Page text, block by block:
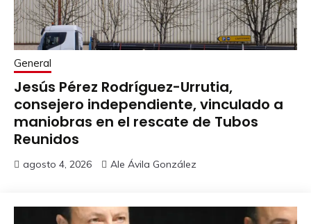
General
Jesús Pérez Rodríguez-Urrutia,
consejero independiente, vinculado a
maniobras en el rescate de Tubos
Reunidos
agosto 4, 2026 Ale Ávila González